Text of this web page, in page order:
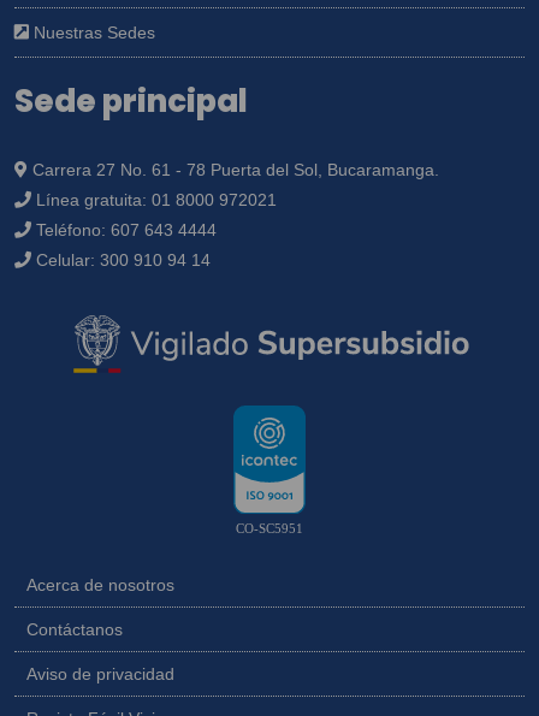
Nuestras Sedes
Sede principal
Carrera 27 No. 61 - 78 Puerta del Sol, Bucaramanga.
Línea gratuita: 01 8000 972021
Teléfono: 607 643 4444
Celular: 300 910 94 14
CO-SC5951
Acerca de nosotros
Contáctanos
Aviso de privacidad